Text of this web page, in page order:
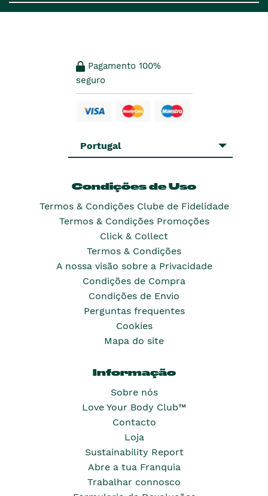
Pagamento 100%
seguro
Portugal
Condições de Uso
Termos & Condições Clube de Fidelidade
Termos & Condições Promoções
Click & Collect
Termos & Condições
A nossa visão sobre a Privacidade
Condições de Compra
Condições de Envio
Perguntas frequentes
Cookies
Mapa do site
Informação
Sobre nós
Love Your Body Club™
Contacto
Loja
Sustainability Report
Abre a tua Franquia
Trabalhar connosco